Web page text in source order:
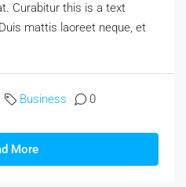
Curabitur this is a text
mattis laoreet neque, et
Business 0
More